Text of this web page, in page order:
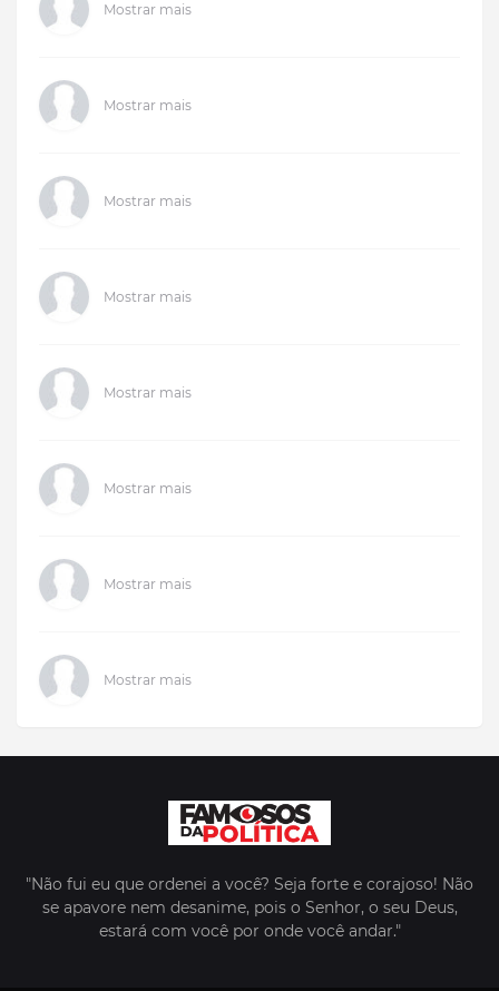
Mostrar mais
Mostrar mais
Mostrar mais
Mostrar mais
Mostrar mais
Mostrar mais
Mostrar mais
Mostrar mais
"Não fui eu que ordenei a você? Seja forte e corajoso! Não
se apavore nem desanime, pois o Senhor, o seu Deus,
estará com você por onde você andar."